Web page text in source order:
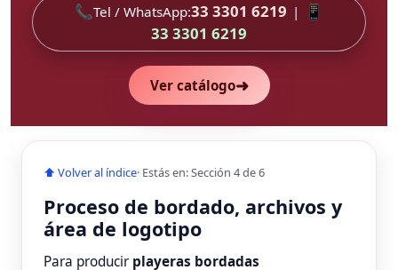
📞Tel / WhatsApp:33 3301 6219 |
📱
33 3301 6219
Ver catálogo➜
⬆ Volver al índice· Estás en: Sección 4 de 6
Proceso de bordado, archivos y
área de logotipo
Para producir playeras bordadas